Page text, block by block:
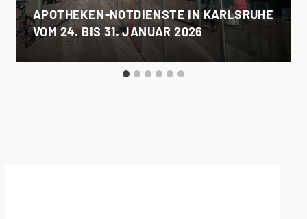
APOTHEKEN-NOTDIENSTE IN KARLSRUHE
VOM 24. BIS 31. JANUAR 2026